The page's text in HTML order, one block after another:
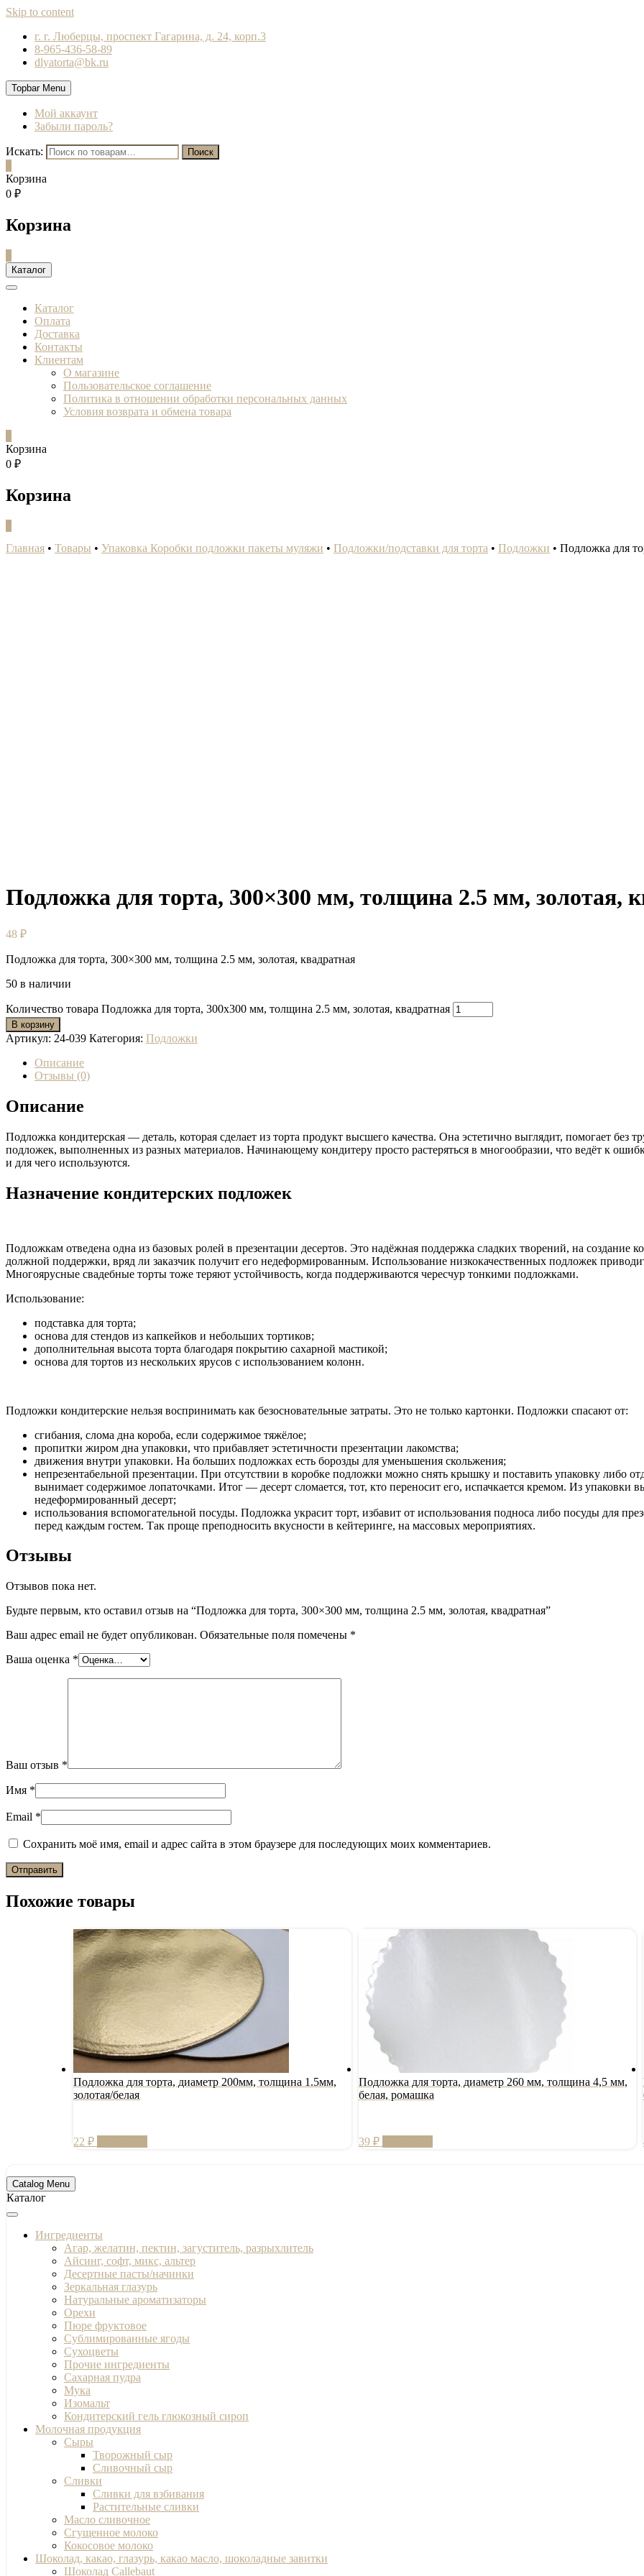
Skip to content
г. г. Люберцы, проспект Гагарина, д. 24, корп.3
8-965-436-58-89
dlyatorta@bk.ru
Topbar Menu
Мой аккаунт
Забыли пароль?
Искать: Поиск
Корзина
0 ₽
Корзина
Каталог
Каталог
Оплата
Доставка
Контакты
Клиентам
О магазине
Пользовательское соглашение
Политика в отношении обработки персональных данных
Условия возврата и обмена товара
Корзина
0 ₽
Корзина
Главная • Товары • Упаковка Коробки подложки пакеты муляжи • Подложки/подставки для торта • Подложки • Подложка для
Подложка для торта, 300×300 мм, толщина 2.5 мм, золотая,
48 ₽
Подложка для торта, 300×300 мм, толщина 2.5 мм, золотая, квадратная
50 в наличии
Количество товара Подложка для торта, 300x300 мм, толщина 2.5 мм, золотая, квадратная
В корзину
Артикул: 24-039 Категория: Подложки
Описание
Отзывы (0)
Описание
Подложка кондитерская — деталь, которая сделает из торта продукт высшего качества. Она эстетично выглядит, помогает без
подложек, выполненных из разных материалов. Начинающему кондитеру просто растеряться в многообразии, что ведёт к
и для чего используются.
Назначение кондитерских подложек
Подложкам отведена одна из базовых ролей в презентации десертов. Это надёжная поддержка сладких творений, на создание
должной поддержки, вряд ли заказчик получит его недеформированным. Использование низкокачественных подложек
Многоярусные свадебные торты тоже теряют устойчивость, когда поддерживаются чересчур тонкими подложками.
Использование:
подставка для торта;
основа для стендов из капкейков и небольших тортиков;
дополнительная высота торта благодаря покрытию сахарной мастикой;
основа для тортов из нескольких ярусов с использованием колонн.
Подложки кондитерские нельзя воспринимать как безосновательные затраты. Это не только картонки. Подложки спасают от:
сгибания, слома дна короба, если содержимое тяжёлое;
пропитки жиром дна упаковки, что прибавляет эстетичности презентации лакомства;
движения внутри упаковки. На больших подложках есть борозды для уменьшения скольжения;
непрезентабельной презентации. При отсутствии в коробке подложки можно снять крышку и поставить упаковку либо
вынимает содержимое лопаточками. Итог — десерт сломается, тот, кто переносит его, испачкается кремом. Из упаковки
недеформированный десерт;
использования вспомогательной посуды. Подложка украсит торт, избавит от использования подноса либо посуды для
перед каждым гостем. Так проще преподносить вкусности в кейтеринге, на массовых мероприятиях.
Отзывы
Отзывов пока нет.
Будьте первым, кто оставил отзыв на “Подложка для торта, 300×300 мм, толщина 2.5 мм, золотая, квадратная”
Ваш адрес email не будет опубликован. Обязательные поля помечены *
Ваша оценка *
Ваш отзыв *
Имя *
Email *
Сохранить моё имя, email и адрес сайта в этом браузере для последующих моих комментариев.
Похожие товары
Подложка для торта, диаметр 200мм, толщина 1.5мм,
золотая/белая
22₽
Подложка для торта, диаметр 260 мм, толщина 4,5 мм,
белая, ромашка
39 ₽
Catalog Menu
Каталог
Ингредиенты
Агар, желатин, пектин, загуститель, разрыхлитель
Айсинг, софт, микс, альтер
Десертные пасты/начинки
Зеркальная глазурь
Натуральные ароматизаторы
Орехи
Пюре фруктовое
Сублимированные ягоды
Сухоцветы
Прочие ингредиенты
Сахарная пудра
Мука
Изомальт
Кондитерский гель глюкозный сироп
Молочная продукция
Сыры
Творожный сыр
Сливочный сыр
Сливки
Сливки для взбивания
Растительные сливки
Масло сливочное
Сгущенное молоко
Кокосовое молоко
Шоколад, какао, глазурь, какао масло, шоколадные завитки
Шоколад Callebaut